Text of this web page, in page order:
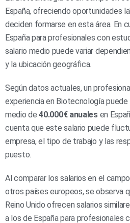
España, ofreciendo oportunidades
deciden formarse en esta área. En
España para profesionales con
salario medio puede variar
y la ubicación geográfica.
Según datos actuales, un
experiencia en Biotecnología puede
medio de40.000€ anualesen
cuenta que este salario puede
empresa, el tipo de trabajo y las
puesto.
Al comparar los salarios en el
otros países europeos, se observa
Reino Unido ofrecen salarios
a los de España para profesionales